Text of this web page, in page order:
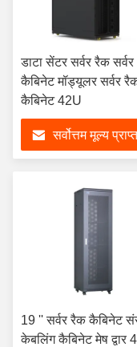
डाटा सेंटर सर्वर रैक सर्वर
कैबिनेट मॉड्यूलर सर्वर
कैबिनेट 42U
सर्वोत्तम मूल्य
19 '' सर्वर रैक कैबिनेट
केबलिंग कैबिनेट मेष द्वार